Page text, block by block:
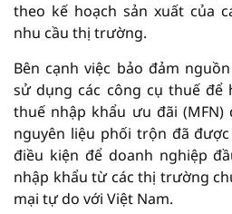
theo kế hoạch sản xuất của
nhu cầu thị trường.
Bên cạnh việc bảo đảm
sử dụng các công cụ thuế
thuế nhập khẩu ưu đãi
nguyên liệu phối trộn đã
điều kiện để doanh nghiệp
nhập khẩu từ các thị trường
mại tự do với Việt Nam.